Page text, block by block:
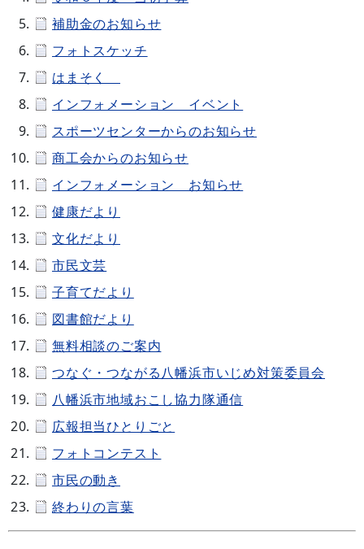
補助金のお知らせ
フォトスケッチ
はまそく
インフォメーション イベント
スポーツセンターからのお知らせ
商工会からのお知らせ
インフォメーション お知らせ
健康だより
文化だより
市民文芸
子育てだより
図書館だより
無料相談のご案内
つなぐ・つながる八幡浜市いじめ対策委員会
八幡浜市地域おこし協力隊通信
広報担当ひとりごと
フォトコンテスト
市民の動き
終わりの言葉